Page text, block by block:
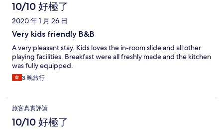
10/10 好極了
2020 年 1 月 26 日
Very kids friendly B&B
A very pleasant stay. Kids loves the in-room slide and all other
playing facilities. Breakfast were all freshly made and the kitchen
was fully equipped.
3 晚旅行
旅客真實評論
10/10 好極了